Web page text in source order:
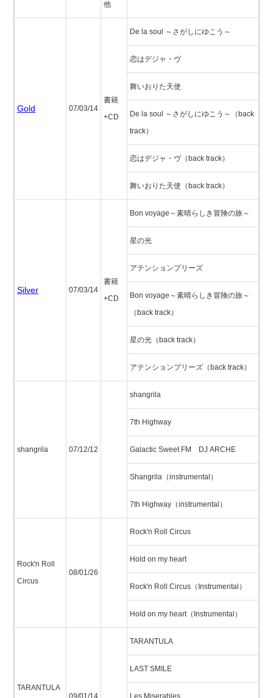
他
Gold 07/03/14
書籍
+CD
De la soul ～さがしにゆこう～
恋はデジャ・ヴ
舞いおりた天使
De la soul ～さがしにゆこう～（back
track）
恋はデジャ・ヴ（back track）
舞いおりた天使（back track）
Silver 07/03/14
書籍
+CD
Bon voyage～素晴らしき冒険の旅～
星の光
アテンションプリーズ
Bon voyage～素晴らしき冒険の旅～
（back track）
星の光（back track）
アテンションプリーズ（back track）
shangrila 07/12/12
shangrila
7th Highway
Galactic Sweet FM DJ ARCHE
Shangrila（instrumental）
7th Highway（instrumental）
Rock'n Roll
Circus
08/01/26
Rock'n Roll Circus
Hold on my heart
Rock'n Roll Circus（Instrumental）
Hold on my heart（Instrumental）
TARANTULA
09/01/14
TARANTULA
LAST SMILE
Les Miserables